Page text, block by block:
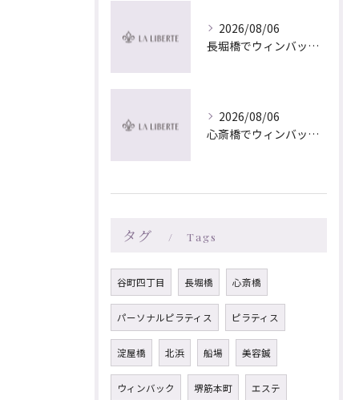
2026/08/06
長堀橋でウィンバック×マッサージ｜LA LIBERTE
2026/08/06
心斎橋でウィンバック×マッサージ｜LA LIBERTE
タグ Tags
谷町四丁目 長堀橋 心斎橋
パーソナルピラティス ピラティス
淀屋橋 北浜 船場 美容鍼
ウィンバック 堺筋本町 エステ